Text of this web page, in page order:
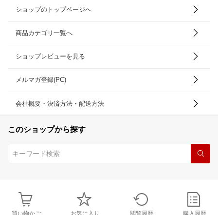
ショップのトップページへ
商品カテゴリ一覧へ
ショップレビューを見る
メルマガ登録(PC)
会社概要・決済方法・配送方法
このショップから探す
買い物かご お気に入り 閲覧履歴 購入履歴